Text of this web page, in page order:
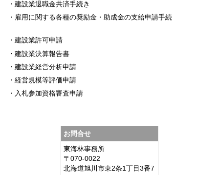
・建設業退職金共済手続き
・雇用に関する各種の奨励金・助成金の支給申請手続
・建設業許可申請
・建設業決算報告書
・建設業経営分析申請
・経営規模等評価申請
・入札参加資格審査申請
お問合せ
東海林事務所
〒070-0022
北海道旭川市東2条1丁目3番7